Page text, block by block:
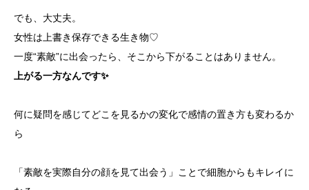
でも、大丈夫。
女性は上書き保存できる生き物♡
一度“素敵”に出会ったら、そこから下がることはありません。
上がる一方なんです✨
何に疑問を感じてどこを見るかの変化で感情の置き方も変わるか
ら
「素敵を実際自分の顔を見て出会う」ことで細胞からもキレイに